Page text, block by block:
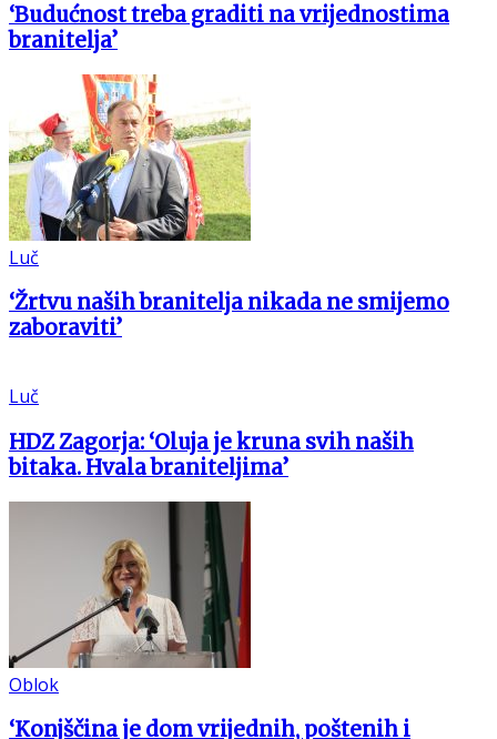
‘Budućnost treba graditi na vrijednostima
branitelja’
Luč
‘Žrtvu naših branitelja nikada ne smijemo
zaboraviti’
Luč
HDZ Zagorja: ‘Oluja je kruna svih naših
bitaka. Hvala braniteljima’
Oblok
‘Konjščina je dom vrijednih, poštenih i